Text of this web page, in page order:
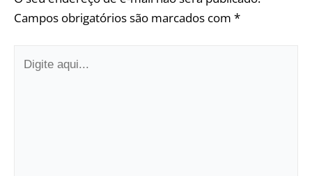
Campos obrigatórios são marcados com *
aqui...